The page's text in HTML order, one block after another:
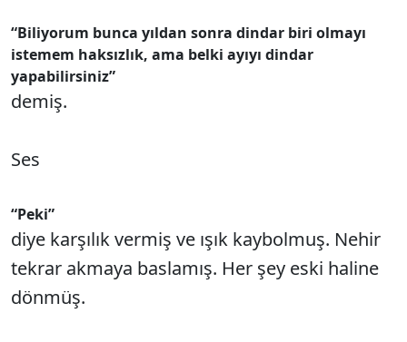
“Biliyorum bunca yıldan sonra dindar biri olmayı
istemem haksızlık, ama belki ayıyı dindar
yapabilirsiniz”
demiş.
Ses
“Peki”
diye karşılık vermiş ve ışık kaybolmuş. Nehir
tekrar akmaya baslamış. Her şey eski haline
dönmüş.